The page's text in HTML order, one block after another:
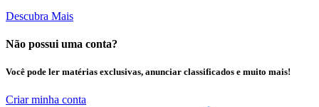
Descubra Mais
Não possui uma conta?
Você pode ler matérias exclusivas, anunciar classificados e muito mais!
Criar minha conta